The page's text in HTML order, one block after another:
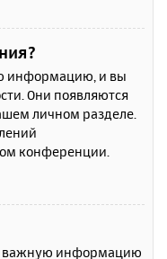
информацию, и вы
Они появляются
личном разделе.
конференции.
важную информацию